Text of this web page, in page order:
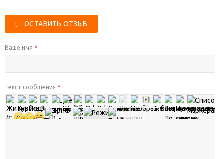
ОСТАВИТЬ ОТЗЫВ
Ваше имя *
Текст сообщения *